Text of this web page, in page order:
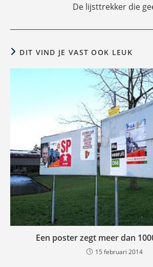
De lijsttrekker die
DIT VIND JE VAST OOK LEUK
Een poster zegt meer dan
15 februari 2014